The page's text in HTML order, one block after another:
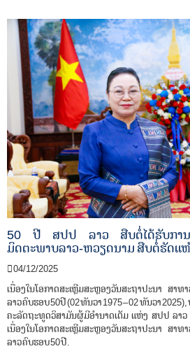
i
o
n
50 ປີ ສປປ ລາວ ສືບຕໍ່ໄດ້ຮັບກາ
ມິດຕະພາບລາວ-ຫວຽດນາມ ສືບຕໍ່ຮັດແ
04/12/2025
ເນື່ອງໃນໂອກາດສະເຫຼີມສະຫຼອງວັນສະຖາປະນາ ສາ
ລາວ ຄົບຮອບ 50ປີ (02 ທັນວາ 1975 – 02 ທັນວາ
ຄະ​ລັດ​ຖະ​ທູດ​ວິ​ສາ​ມັນ​ຜູ້​ມີ​ອຳ​ນາດ​ເຕັມ ແຫ່ງ ສ​ປ​ປ ລາວ
ເນື່ອງ​ໃນ​ໂອ​ກາດສະເຫຼີມສະຫຼອງວັນສະຖາປະນາ ສາ
ລາວ ຄົບຮອບ 50 ປີ.